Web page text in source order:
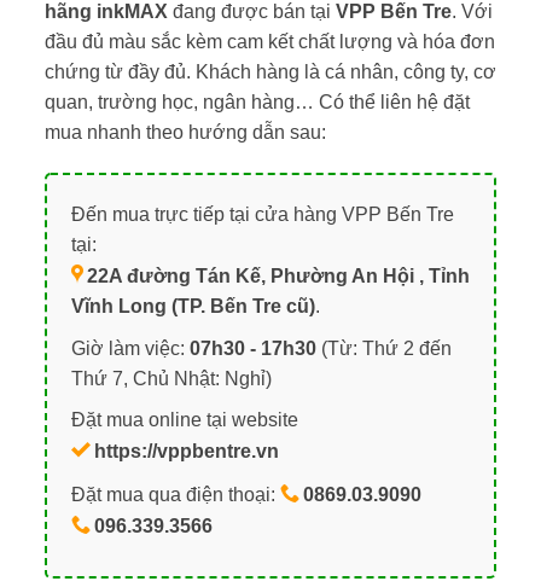
hãng inkMAX đang được bán tại VPP Bến Tre. Với
đầu đủ màu sắc kèm cam kết chất lượng và hóa đơn
chứng từ đầy đủ. Khách hàng là cá nhân, công ty, cơ
quan, trường học, ngân hàng… Có thể liên hệ đặt
mua nhanh theo hướng dẫn sau:
Đến mua trực tiếp tại cửa hàng VPP Bến Tre
tại:
22A đường Tán Kế, Phường An Hội , Tỉnh
Vĩnh Long (TP. Bến Tre cũ).
Giờ làm việc: 07h30 - 17h30(Từ: Thứ 2 đến
Thứ 7, Chủ Nhật: Nghỉ)
Đặt mua online tại website
https://vppbentre.vn
Đặt mua qua điện thoại:
0869.03.9090
096.339.3566